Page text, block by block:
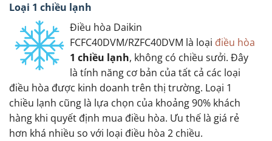
Loại 1 chiều lạnh
Điều hòa Daikin
FCFC40DVM/RZFC40DVM là loại điều hòa
1 chiều lạnh, không có chiều sưởi. Đây
là tính năng cơ bản của tất cả các loại
điều hòa được kinh doanh trên thị trường. Loại 1
chiều lạnh cũng là lựa chọn của khoảng 90% khách
hàng khi quyết định mua điều hòa. Ưu thế là giá rẻ
hơn khá nhiều so với loại điều hòa 2 chiều.